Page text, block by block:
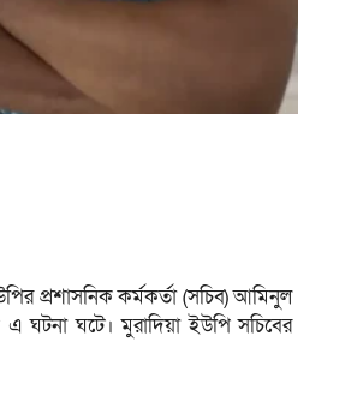
প্রশাসনিক কর্মকর্তা (সচিব) আমিনুল
ঘটনা ঘটে। মুরাদিয়া ইউপি সচিবের